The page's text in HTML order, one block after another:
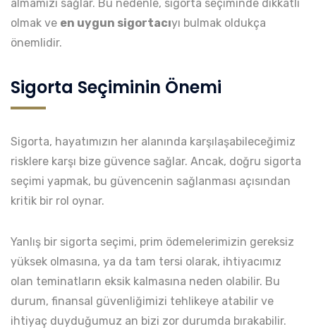
almamızı sağlar. Bu nedenle, sigorta seçiminde dikkatli
olmak ve en uygun sigortacıyı bulmak oldukça
önemlidir.
Sigorta Seçiminin Önemi
Sigorta, hayatımızın her alanında karşılaşabileceğimiz
risklere karşı bize güvence sağlar. Ancak, doğru sigorta
seçimi yapmak, bu güvencenin sağlanması açısından
kritik bir rol oynar.
Yanlış bir sigorta seçimi, prim ödemelerimizin gereksiz
yüksek olmasına, ya da tam tersi olarak, ihtiyacımız
olan teminatların eksik kalmasına neden olabilir. Bu
durum, finansal güvenliğimizi tehlikeye atabilir ve
ihtiyaç duyduğumuz an bizi zor durumda bırakabilir.